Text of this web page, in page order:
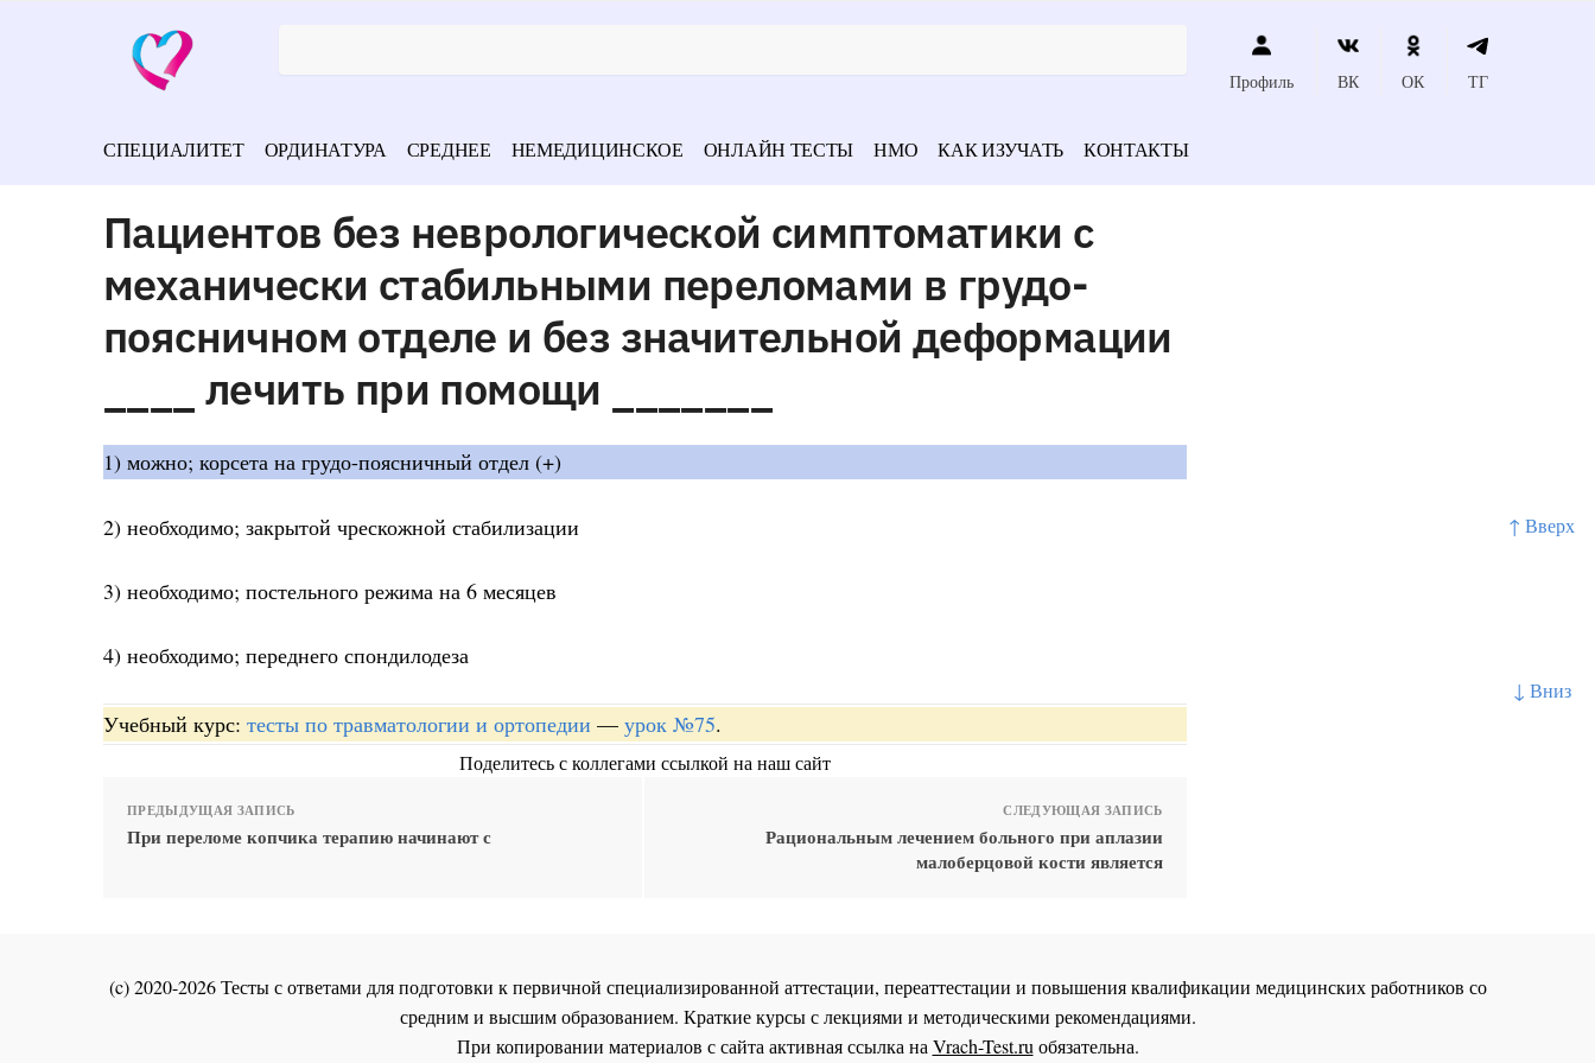
↑ Вверх
↓ Вниз
Профиль ВК ОК ТГ
СПЕЦИАЛИТЕТ ОРДИНАТУРА СРЕДНЕЕ НЕМЕДИЦИНСКОЕ ОНЛАЙН ТЕСТЫ НМО КАК ИЗУЧАТЬ КОНТАКТЫ
Пациентов без неврологической симптоматики с
механически стабильными переломами в грудо-
поясничном отделе и без значительной деформации
____ лечить при помощи _______
1) можно; корсета на грудо-поясничный отдел (+)
2) необходимо; закрытой чрескожной стабилизации
3) необходимо; постельного режима на 6 месяцев
4) необходимо; переднего спондилодеза
Учебный курс: тесты по травматологии и ортопедии — урок №75.
Поделитесь с коллегами ссылкой на наш сайт
ПРЕДЫДУЩАЯ ЗАПИСЬ
При переломе копчика терапию начинают с
СЛЕДУЮЩАЯ ЗАПИСЬ
Рациональным лечением больного при аплазии
малоберцовой кости является
(c) 2020-2026 Тесты с ответами для подготовки к первичной специализированной аттестации, переаттестации и повышения квалификации медицинских работников со
средним и высшим образованием. Краткие курсы с лекциями и методическими рекомендациями.
При копировании материалов с сайта активная ссылка на Vrach-Test.ru обязательна.